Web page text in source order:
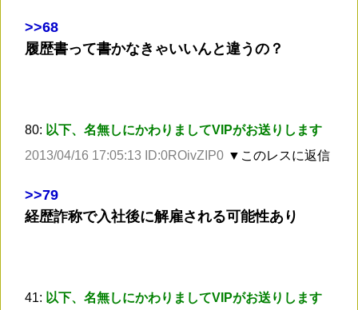
>>68
履歴書って書かなきゃいいんと違うの？
80: 以下、名無しにかわりましてVIPがお送りします
2013/04/16 17:05:13 ID:0ROivZIP0 ▼このレスに返信
>>79
経歴詐称で入社後に解雇される可能性あり
41: 以下、名無しにかわりましてVIPがお送りします